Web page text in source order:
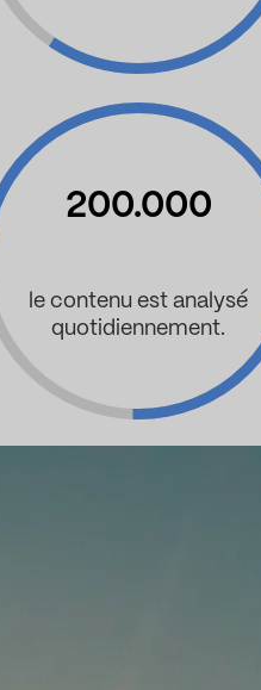
200.000
le contenu est analysé
quotidiennement.